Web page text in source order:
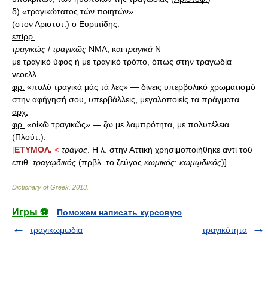
δ) «τραγικώτατος τών ποιητών»
(στονΑριστοτ. ) ο Ευριπίδης.
επίρρ.
τραγικώς / τραγικῶς ΝΜΑ, και τραγικά Ν
με τραγικό ύφος ή με τραγικό τρόπο, όπως στην τραγωδία
νεοελλ.
φρ. «πολύ τραγικά μάς τά λες» — δίνεις υπερβολικό χρωματισμό
στην αφήγησή σου, υπερβάλλεις, μεγαλοποιείς τα πράγματα
αρχ.
φρ. «οἰκῶ τραγικῶς» — ζω με λαμπρότητα, με πολυτέλεια
(Πλούτ. ).
[ΕΤΥΜΟΛ. < τράγος . Η λ. στην Αττική χρησιμοποιήθηκε αντί τού
επιθ. τραγῳδικός (πρβλ. το ζεύγος κωμικός: κωμῳδικός)].
Dictionary of Greek 2013
Игры ⚽
Поможем написать курсовую
τραγικωμωδία
τραγικότητα